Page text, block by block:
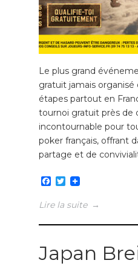
Le plus grand
gratuit jamais organisé
étapes partout en
tournoi gratuit près de
incontournable pour
poker français, offrant
partage et de
Facebook
Twitter
Lire la suite →
Japan